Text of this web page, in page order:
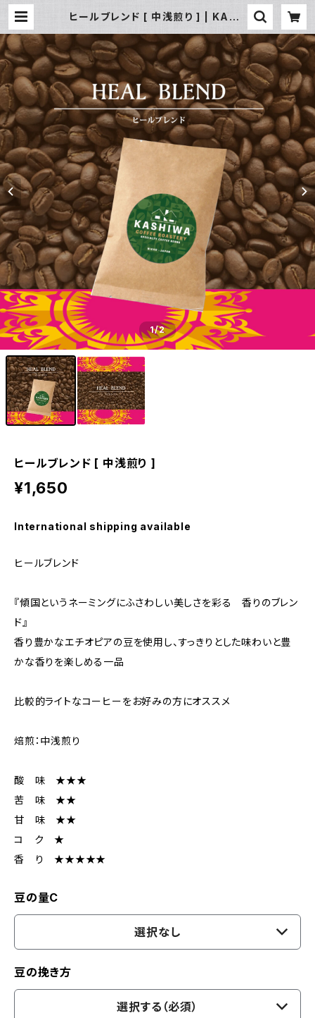
ヒールブレンド [ 中浅煎り ] | KASH
O-
1/2
ヒールブレンド [ 中浅煎り ]
¥1,650
International shipping available
ヒールブレンド
『傾国というネーミングにふさわしい美しさを彩る 香りのブレン
ド』
香り豊かなエチオピアの豆を使用し、すっきりとした味わいと豊
かな香りを楽しめる一品
比較的ライトなコーヒーをお好みの方にオススメ
焙煎：中浅煎り
酸 味 ★★★
苦 味 ★★
甘 味 ★★
コ ク ★
香 り ★★★★★
豆の量C
選択なし
豆の挽き方
選択する（必須）